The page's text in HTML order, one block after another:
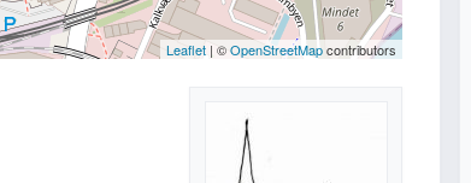
Leaflet | ©OpenStreetMapcontributors